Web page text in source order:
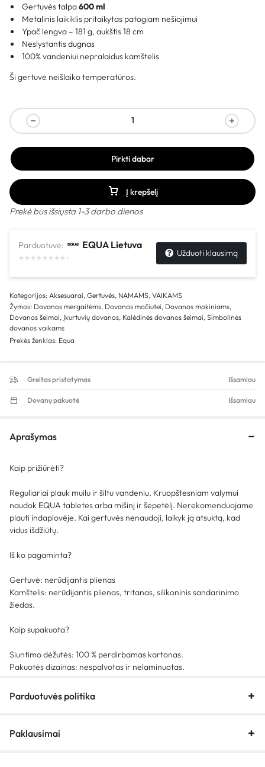
Gertuvės talpa600 ml
Metalinis laikiklis pritaikytas patogiam nešiojimui
Ypač lengva – 181 g, aukštis 18 cm
Neslystantis dugnas
100% vandeniui nepralaidus kamštelis
Ši gertuvė neišlaiko temperatūros.
Į krepšelį
Pirkti dabar
Prekė bus išsiųsta 1-3 darbo dienos
Parduotuvė: EQUA Lietuva
Užduoti klausimą
Kategorijos: Aksesuarai, Gertuvės, NAMAMS, VAIKAMS
Žymos: Dovanos mergaitėms, Dovanos močiutei, Dovanos mokiniams,
Dovanos šeimai, Įkurtuvių dovanos, Kalėdinės dovanos šeimai, Simbolinės
dovanos vaikams
Prekės ženklas: Equa
Greitas pristatymas Išsamiau
Dovanų pakuotė Išsamiau
Aprašymas
Kaip prižiūrėti?
Reguliariai plauk muilu ir šiltu vandeniu. Kruopštesniam valymui
naudok EQUA tabletesarba mišinį iršepetėlį. Nerekomenduojame
plauti indaplovėje. Kai gertuvės nenaudoji, laikyk ją atsuktą, kad
vidus išdžiūtų.
Iš ko pagaminta?
Gertuvė: nerūdijantis plienas
Kamštelis: nerūdijantis plienas, tritanas, silikoninis sandarinimo
žiedas.
Kaip supakuota?
Siuntimo dėžutės: 100 % perdirbamas kartonas.
Pakuotės dizainas: nespalvotas ir nelaminuotas.
Parduotuvės politika
Paklausimai